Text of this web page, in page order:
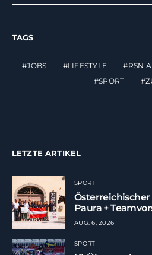
TAGS
JOBS LIFESTYLE RSN
SPORT
LETZTE ARTIKEL
SPORT
Paura +
AUG. 6, 2026
SPORT